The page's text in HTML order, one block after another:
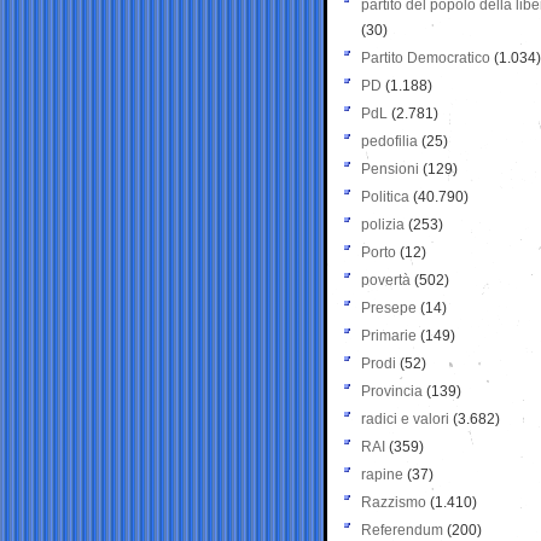
partito del popolo della
(30)
Partito Democratico (1.034)
PD (1.188)
PdL (2.781)
pedofilia (25)
Pensioni (129)
Politica (40.790)
polizia (253)
Porto (12)
povertà (502)
Presepe (14)
Primarie (149)
Prodi (52)
Provincia (139)
radici e valori (3.682)
RAI (359)
rapine (37)
Razzismo (1.410)
Referendum (200)